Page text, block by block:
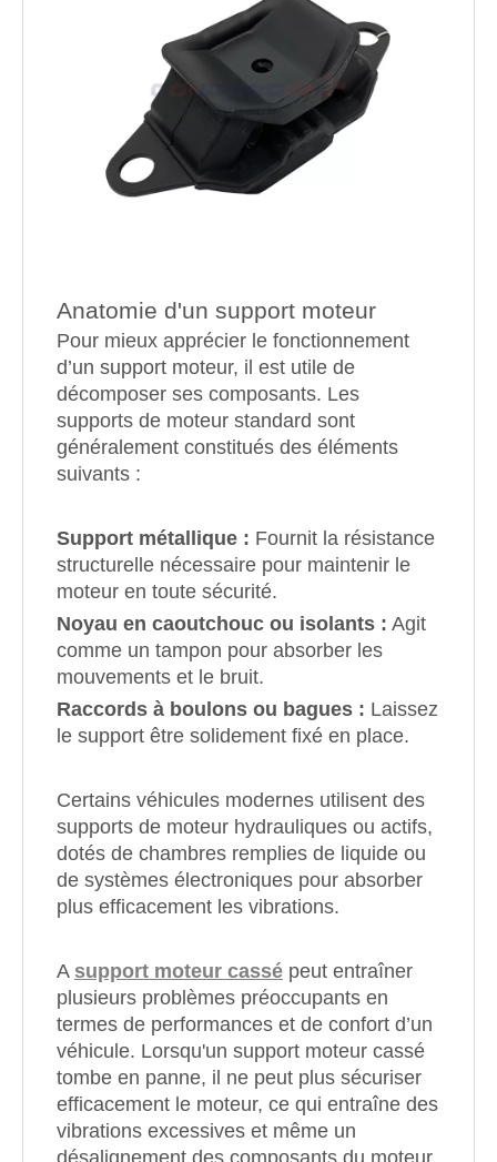
Anatomie d'un support moteur
Pour mieux apprécier le fonctionnement
d’un support moteur, il est utile de
décomposer ses composants. Les
supports de moteur standard sont
généralement constitués des éléments
suivants :
Support métallique : Fournit la résistance
structurelle nécessaire pour maintenir le
moteur en toute sécurité.
Noyau en caoutchouc ou isolants : Agit
comme un tampon pour absorber les
mouvements et le bruit.
Raccords à boulons ou bagues : Laissez
le support être solidement fixé en place.
Certains véhicules modernes utilisent des
supports de moteur hydrauliques ou actifs,
dotés de chambres remplies de liquide ou
de systèmes électroniques pour absorber
plus efficacement les vibrations.
A support moteur cassé peut entraîner
plusieurs problèmes préoccupants en
termes de performances et de confort d’un
véhicule. Lorsqu'un support moteur cassé
tombe en panne, il ne peut plus sécuriser
efficacement le moteur, ce qui entraîne des
vibrations excessives et même un
désalignement des composants du moteur.